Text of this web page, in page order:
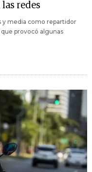
redes
y media como repartidor
que provocó algunas